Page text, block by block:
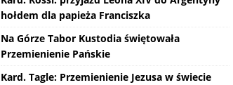
hołdem dla papieża Franciszka
Na Górze Tabor Kustodia świętowała
Przemienienie Pańskie
Kard. Tagle: Przemienienie Jezusa w świecie